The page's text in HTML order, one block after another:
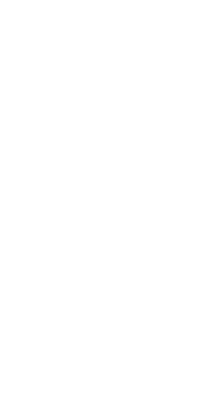
最终通过一本漫画《我的螃
加速的心跳声……
国之路。他毅然弃政从商
饰）因意外踏入玄机界，
粝的90年代质感为基调，既
年的患难“兄弟”。富商之
江淮被掳走配“阴婚”。他